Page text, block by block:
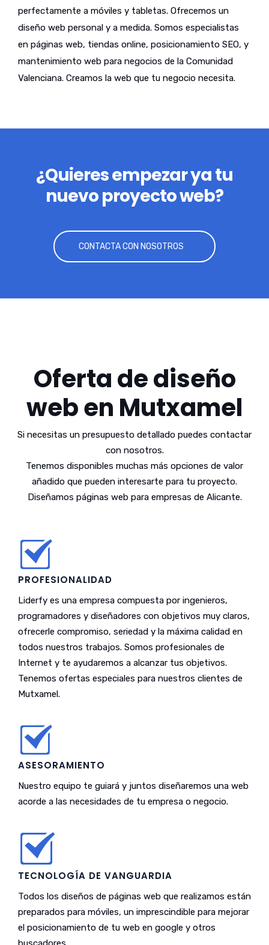
perfectamente a móviles y tabletas. Ofrecemos un
diseño web personal y a medida. Somos especialistas
en páginas web, tiendas online, posicionamiento SEO, y
mantenimiento web para negocios de la Comunidad
Valenciana. Creamos la web que tu negocio necesita.
¿Quieres empezar ya tu
nuevo proyecto web?
CONTACTA CON NOSOTROS
Oferta de diseño
web en Mutxamel
Si necesitas un presupuesto detallado puedes contactar
con nosotros.
Tenemos disponibles muchas más opciones de valor
añadido que pueden interesarte para tu proyecto.
Diseñamos páginas web para empresas de Alicante.
PROFESIONALIDAD
Liderfy es una empresa compuesta por ingenieros,
programadores y diseñadores con objetivos muy claros,
ofrecerle compromiso, seriedad y la máxima calidad en
todos nuestros trabajos. Somos profesionales de
Internet y te ayudaremos a alcanzar tus objetivos.
Tenemos ofertas especiales para nuestros clientes de
Mutxamel.
ASESORAMIENTO
Nuestro equipo te guiará y juntos diseñaremos una web
acorde a las necesidades de tu empresa o negocio.
TECNOLOGÍA DE VANGUARDIA
Todos los diseños de páginas web que realizamos están
preparados para móviles, un imprescindible para mejorar
el posicionamiento de tu web en google y otros